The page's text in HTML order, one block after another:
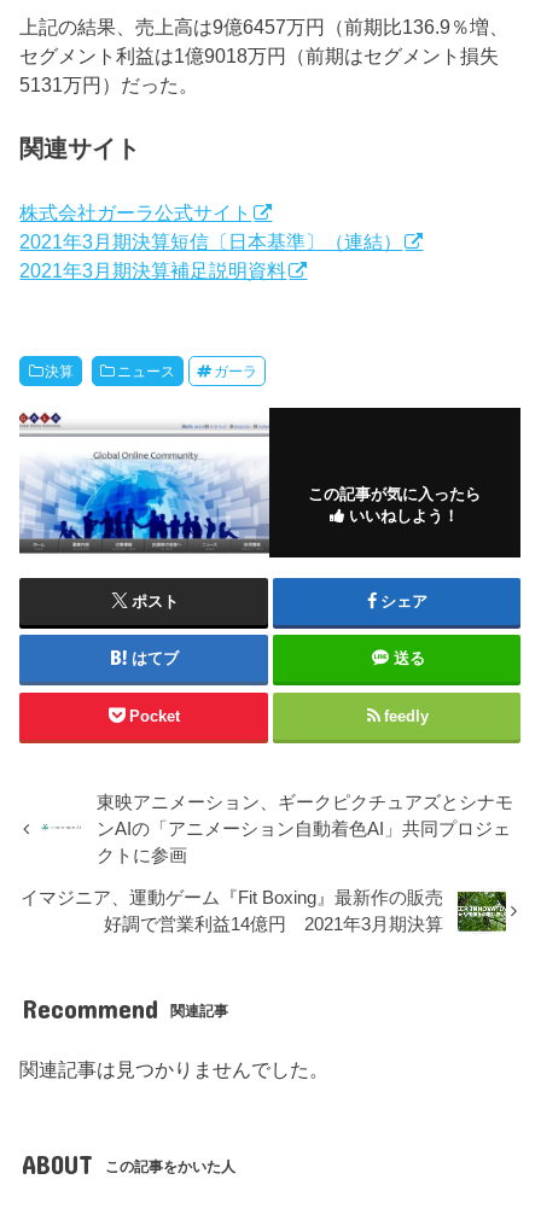
上記の結果、売上高は9億6457万円（前期比136.9％増、
セグメント利益は1億9018万円（前期はセグメント損失
5131万円）だった。
関連サイト
株式会社ガーラ公式サイト
2021年3月期決算短信〔日本基準〕（連結）
2021年3月期決算補足説明資料
決算 ニュース ガーラ
この記事が気に入ったら
いいねしよう！
ポスト シェア
はてブ 送る
Pocket feedly
東映アニメーション、ギークピクチュアズとシナモ
ンAIの「アニメーション自動着色AI」共同プロジェ
クトに参画
イマジニア、運動ゲーム『Fit Boxing』最新作の販売
好調で営業利益14億円 2021年3月期決算
Recommend 関連記事
関連記事は見つかりませんでした。
ABOUT この記事をかいた人